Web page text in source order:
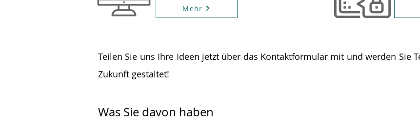
Mehr
Teilen Sie uns Ihre Ideen jetzt über das Kontaktformular mit und werden Sie
Zukunft gestaltet!
Was Sie davon haben